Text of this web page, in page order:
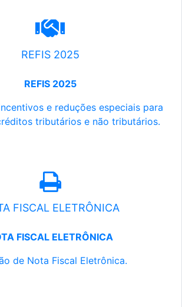
REFIS 2025
REFIS 2025
e reduções especiais para
tributários e não tributários.
FISCAL ELETRÔNICA
FISCAL ELETRÔNICA
de Nota Fiscal Eletrônica.